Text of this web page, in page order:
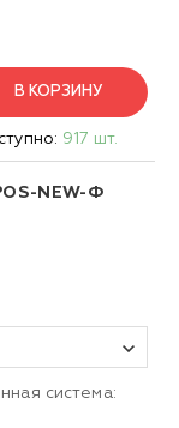
В КОРЗИНУ
917 шт.
NEW-Ф
система: